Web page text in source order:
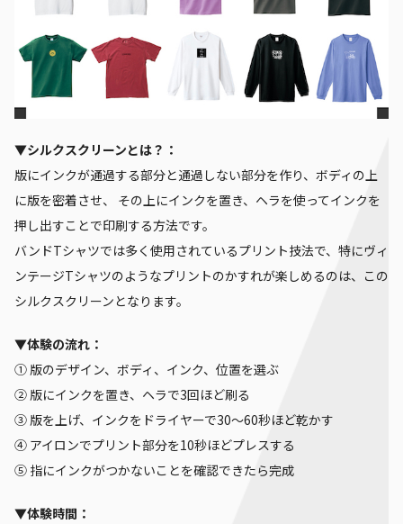
▼シルクスクリーンとは？：
版にインクが通過する部分と通過しない部分を作り、ボディの上
に版を密着させ、 その上にインクを置き、ヘラを使ってインクを
押し出すことで印刷する方法です。
バンドTシャツでは多く使用されているプリント技法で、特にヴィ
ンテージTシャツのようなプリントのかすれが楽しめるのは、この
シルクスクリーンとなります。
▼体験の流れ：
① 版のデザイン、ボディ、インク、位置を選ぶ
② 版にインクを置き、ヘラで3回ほど刷る
③ 版を上げ、インクをドライヤーで30〜60秒ほど乾かす
④ アイロンでプリント部分を10秒ほどプレスする
⑤ 指にインクがつかないことを確認できたら完成
▼体験時間：